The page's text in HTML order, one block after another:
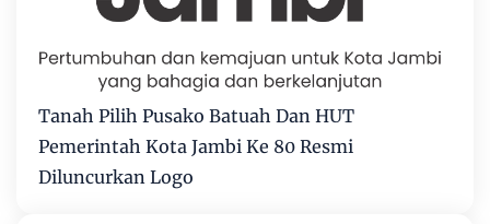
Tanah Pilih Pusako Batuah Dan HUT
Pemerintah Kota Jambi Ke 80 Resmi
Diluncurkan Logo